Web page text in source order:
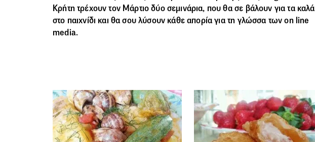
Κρήτη τρέχουν τον Μάρτιο δύο σεμινάρια, που θα σε βάλουν για τα καλά
στο παιχνίδι και θα σου λύσουν κάθε απορία για τη γλώσσα των on line
media.